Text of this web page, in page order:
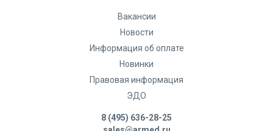
Вакансии
Новости
Информация об оплате
Новинки
Правовая информация
ЭДО
8 (495) 636-28-25